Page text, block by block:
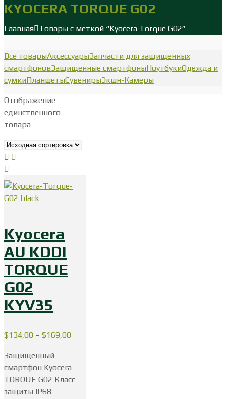
KYOCERA TORQUE G02
Главная Товары с меткой “Kyocera Torque G02”
Все товарыАксессуарыЗапчасти для защищенных
смартфоновЗащищенные смартфоныНоутбукиОдежда и
сумкиПланшетыСувенирыЭкшн-Камеры
Отображение
единственного
товара
Kyocera
AU KDDI
TORQUE
G02
KYV35
$134,00 – $169,00
Защищенный
смартфон Kyocera
TORQUE G02 Класс
защиты IP68